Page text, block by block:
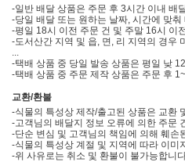
-일반 배달 상품은 주문 후 3시간 이내 배
-당일 배달 또는 원하는 날짜, 시간에 맞춰
-평일 18시 이전 주문 건 및 주말 16시 이
-도서산간 지역 및 읍, 면, 리 지역의 경우
-택배 상품 중 당일 발송 상품은 평일 낮
-택배 상품 중 주문 제작 상품은 주문 후
교환/환불
-식물의 특성상 제작/출고된 상품은 교환
-고객님의 배달지 정보 오류에 의한 주문
-단순 변심 및 고객님의 책임에 의해 훼손
-식물의 특성상 계절 및 지역에 따라 이미
-위 사유로는 취소 및 환불이 불가능합니